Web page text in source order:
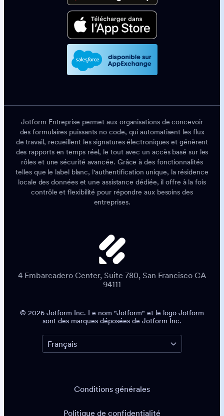
Jotform Entreprise permet aux organisations de concevoir
des formulaires puissants no code, qui automatisent les flux
de travail, recueillent les signatures électroniques et génèrent
des rapports en temps réel, le tout avec un accès basé sur les
rôles et une sécurité avancée. Grâce à des fonctionnalités
telles que le label blanc, l'authentification unique, la résidence
locale des données et une assistance dédiée, il offre à la fois
contrôle et flexibilité pour répondre aux besoins des
entreprises.
4 Embarcadero Center, Suite 780, San Francisco CA
94111
© 2026 Jotform Inc. Le nom "Jotform" et le logo Jotform
sont des marques déposées de Jotform Inc.
Conditions générales
Politique de confidentialité